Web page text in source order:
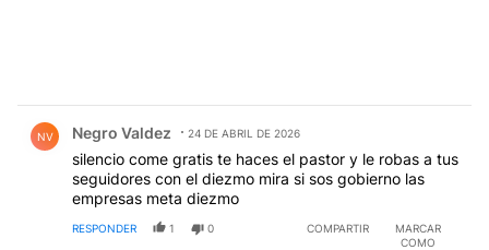
NV Negro Valdez 24 DE ABRIL DE 2026
silencio come gratis te haces el pastor y le robas a tus
seguidores con el diezmo mira si sos gobierno las
empresas meta diezmo
RESPONDER 1 0 COMPARTIR
MARCAR
COMO